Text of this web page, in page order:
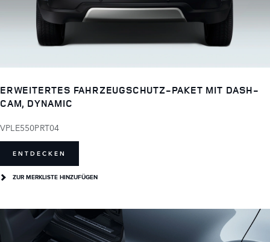
ERWEITERTES FAHRZEUGSCHUTZ-PAKET MIT DASH-
CAM, DYNAMIC
VPLE550PRT04
ENTDECKEN
ZUR MERKLISTE HINZUFÜGEN